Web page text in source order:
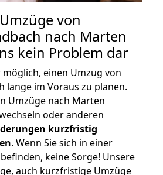
von
nach Marten
kein Problem dar
einen Umzug von
lange im Voraus zu planen.
Umzüge nach Marten
oder anderen
kurzfristig
. Wenn Sie sich in einer
keine Sorge! Unsere
auch kurzfristige Umzüge